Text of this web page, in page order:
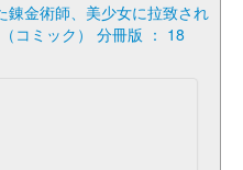
錬金術師、美少女に拉致され
コミック） 分冊版 ： 18